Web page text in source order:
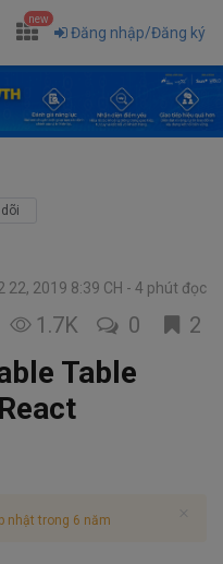
new
Đăng nhập/Đăng ký
2019 8:39 CH 4 phút đọc
1.7K 0 2
Table
nhật trong 6 năm